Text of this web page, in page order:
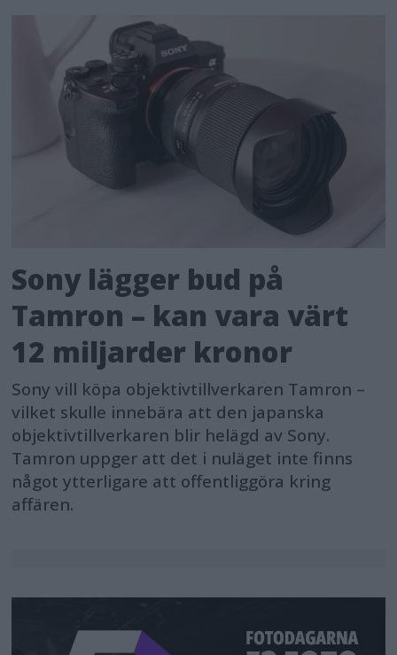
Sony lägger bud på
Tamron – kan vara värt
12 miljarder kronor
Sony vill köpa objektivtillverkaren Tamron –
vilket skulle innebära att den japanska
objektivtillverkaren blir helägd av Sony.
Tamron uppger att det i nuläget inte finns
något ytterligare att offentliggöra kring
affären.